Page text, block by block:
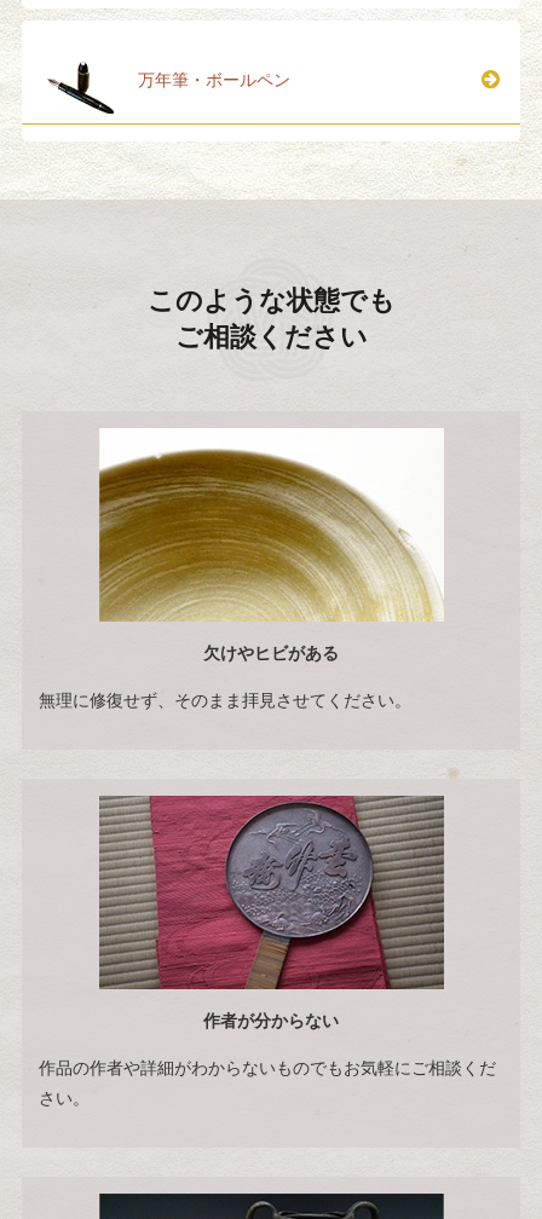
万年筆・ボールペン
このような状態でも
ご相談ください
欠けやヒビがある
無理に修復せず、そのまま拝見させてください。
作者が分からない
作品の作者や詳細がわからないものでもお気軽にご相談くだ
さい。